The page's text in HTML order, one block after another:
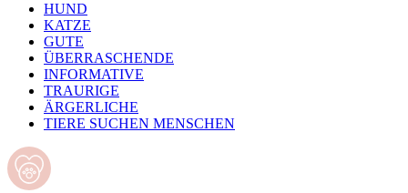
HUND
KATZE
GUTE
ÜBERRASCHENDE
INFORMATIVE
TRAURIGE
ÄRGERLICHE
TIERE SUCHEN MENSCHEN